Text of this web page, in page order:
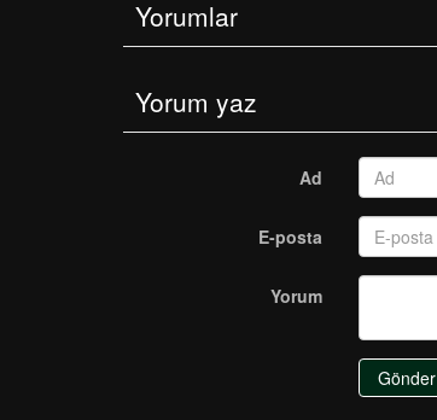
Yorumlar
Yorum yaz
Ad
E-posta
Yorum
Gönder